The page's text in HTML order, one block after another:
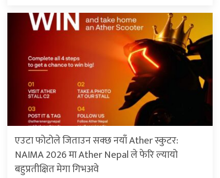
एउटा फोटोले जिताउन सक्छ नयाँ Ather स्कुटर:
NAIMA 2026 मा Ather Nepal ले फेरि ल्यायो
बहुप्रतीक्षित मेगा गिभअवे